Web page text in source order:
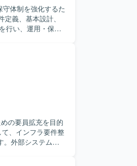
守体制を強化するた
行い、運用・保守
イド設計やインフ
ける方が望まし
オンプレおよび
用経験も積むこ
の要員拡充を目的
。外部システムや